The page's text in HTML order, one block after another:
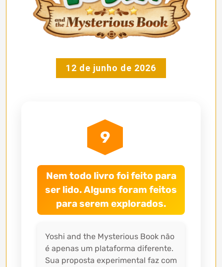
12 de junho de 2026
9
Nem todo livro foi feito para
ser lido. Alguns foram feitos
para serem explorados.
Yoshi and the Mysterious Book não
é apenas um plataforma diferente.
Sua proposta experimental faz com